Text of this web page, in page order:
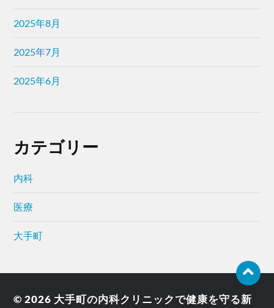
2025年8月
2025年7月
2025年6月
カテゴリー
内科
医療
大手町
© 2026 大手町の内科クリニックで健康を守る新